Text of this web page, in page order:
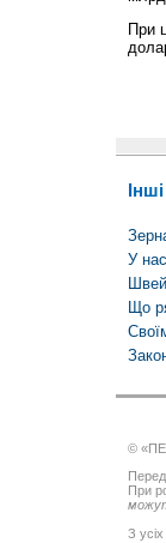
При
У
Що
©
При
З